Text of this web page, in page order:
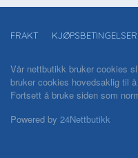
FRAKT KJØPSBETINGELSER
Vår nettbutikk bruker cookies
bruker cookies hovedsaklig til
Fortsett å bruke siden som
Powered by 24Nettbutikk